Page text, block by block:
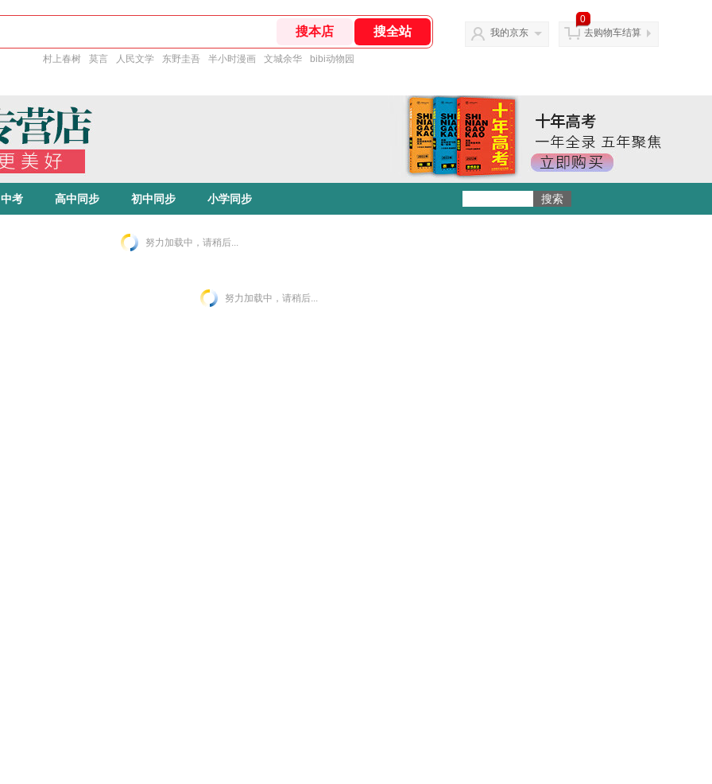
村上春树 莫言 人民文学 东野圭吾 半小时漫画 文城余华 bibi动物园
我的京东
0
去购物车结算
中考 高中同步 初中同步 小学同步
努力加载中，请稍后...
努力加载中，请稍后...